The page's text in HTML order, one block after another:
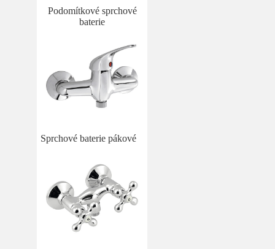
Podomítkové sprchové
baterie
Sprchové baterie pákové